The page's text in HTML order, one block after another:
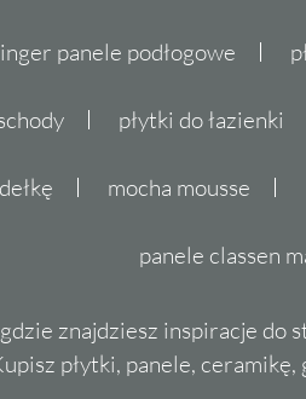
panele podłogowe
płytki do łazienki
mocha mousse
panele classen
znajdziesz inspiracje do
płytki, panele,